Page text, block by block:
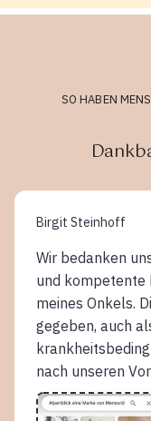
SO HABEN
Birgit Steinhoff
Wir bedanken
und kompetente
meines Onkels.
gegeben, auch
nach unseren